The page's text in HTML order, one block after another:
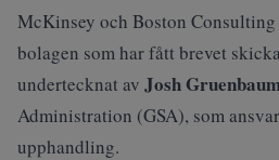
McKinsey och Boston
bolagen som har fått brevet
undertecknat av Josh
Administration (GSA), som
upphandling.